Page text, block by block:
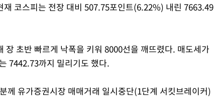
코스피는 전장 대비 507.75포인트(6.22%) 내린 7663.49
초반 빠르게 낙폭을 키워 8000선을 깨뜨렸다. 매도세가
7442.73까지 밀리기도 했다.
께 유가증권시장 매매거래 일시중단(1단계 서킷브레이커)